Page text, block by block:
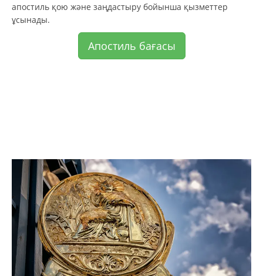
апостиль қою және заңдастыру бойынша қызметтер
ұсынады.
Апостиль бағасы